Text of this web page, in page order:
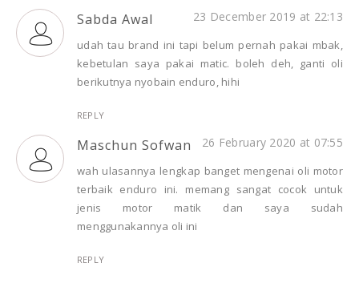
Sabda Awal 23 December 2019 at 22:13
udah tau brand ini tapi belum pernah pakai mbak,
kebetulan saya pakai matic. boleh deh, ganti oli
berikutnya nyobain enduro, hihi
REPLY
Maschun Sofwan 26 February 2020 at 07:55
wah ulasannya lengkap banget mengenai oli motor
terbaik enduro ini. memang sangat cocok untuk
jenis motor matik dan saya sudah
menggunakannya oli ini
REPLY